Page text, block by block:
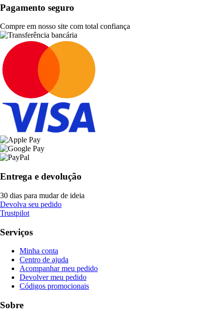
Pagamento seguro
Compre em nosso site com total confiança
Entrega e devolução
30 dias para mudar de ideia
Devolva seu pedido
Trustpilot
Serviços
Minha conta
Centro de ajuda
Acompanhar meu pedido
Devolver meu pedido
Códigos promocionais
Sobre